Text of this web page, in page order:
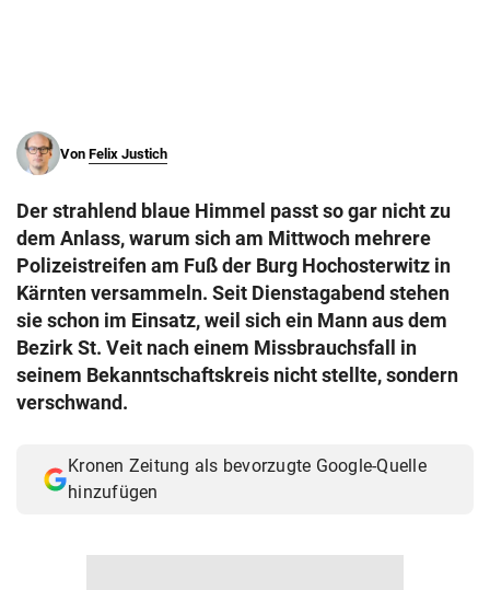
Von Felix Justich
Der strahlend blaue Himmel passt so gar nicht zu
dem Anlass, warum sich am Mittwoch mehrere
Polizeistreifen am Fuß der Burg Hochosterwitz in
Kärnten versammeln. Seit Dienstagabend stehen
sie schon im Einsatz, weil sich ein Mann aus dem
Bezirk St. Veit nach einem Missbrauchsfall in
seinem Bekanntschaftskreis nicht stellte, sondern
verschwand.
Kronen Zeitung als bevorzugte Google-Quelle
hinzufügen